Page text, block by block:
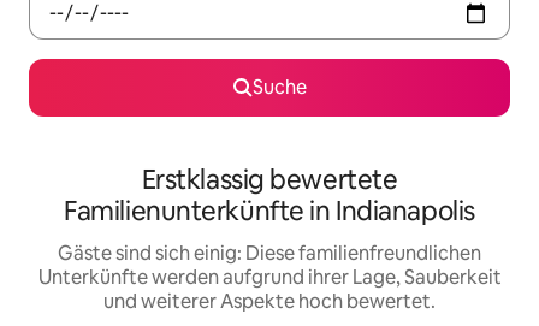
Suche
Erstklassig bewertete
Familienunterkünfte in Indianapolis
Gäste sind sich einig: Diese familienfreundlichen
Unterkünfte werden aufgrund ihrer Lage, Sauberkeit
und weiterer Aspekte hoch bewertet.